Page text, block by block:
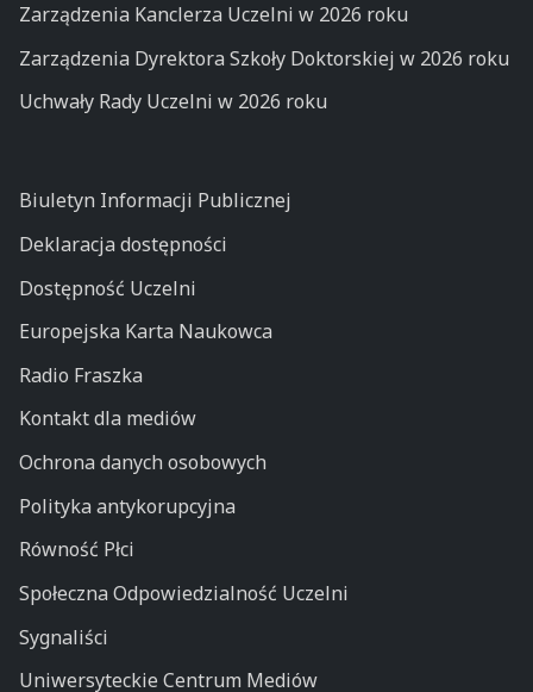
Zarządzenia Kanclerza Uczelni w 2026 roku
Zarządzenia Dyrektora Szkoły Doktorskiej w 2026 roku
Uchwały Rady Uczelni w 2026 roku
Biuletyn Informacji Publicznej
Deklaracja dostępności
Dostępność Uczelni
Europejska Karta Naukowca
Radio Fraszka
Kontakt dla mediów
Ochrona danych osobowych
Polityka antykorupcyjna
Równość Płci
Społeczna Odpowiedzialność Uczelni
Sygnaliści
Uniwersyteckie Centrum Mediów